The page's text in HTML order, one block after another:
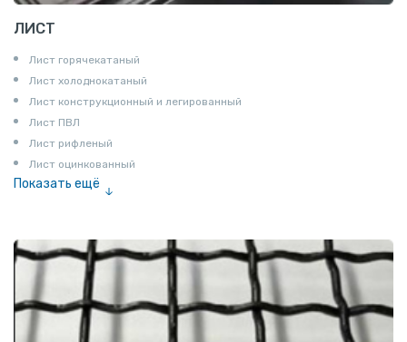
ЛИСТ
Лист горячекатаный
Лист холоднокатаный
Лист конструкционный и легированный
Лист ПВЛ
Лист рифленый
Лист оцинкованный
Показать ещё